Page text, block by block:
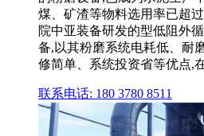
煤、矿渣等物料选用率已超
院中亚装备研发的型低阻外
备,以其粉磨系统电耗低、耐
修简单、系统投资省等优点,
联系电话: 180 3780 8511